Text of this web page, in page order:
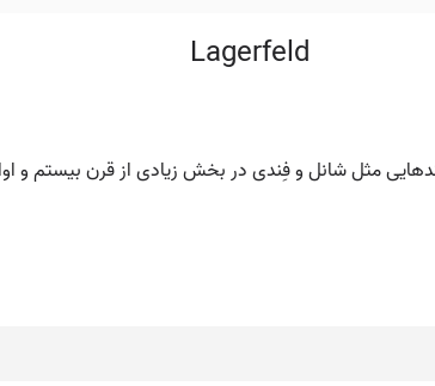
Lagerfeld
برندهایی مثل شانل و فِندی در بخش زیادی از قرن بیستم و